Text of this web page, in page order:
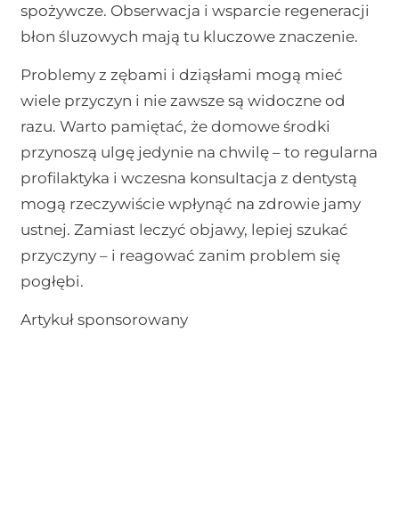
spożywcze. Obserwacja i wsparcie regeneracji
błon śluzowych mają tu kluczowe znaczenie.
Problemy z zębami i dziąsłami mogą mieć
wiele przyczyn i nie zawsze są widoczne od
razu. Warto pamiętać, że domowe środki
przynoszą ulgę jedynie na chwilę – to regularna
profilaktyka i wczesna konsultacja z dentystą
mogą rzeczywiście wpłynąć na zdrowie jamy
ustnej. Zamiast leczyć objawy, lepiej szukać
przyczyny – i reagować zanim problem się
pogłębi.
Artykuł sponsorowany